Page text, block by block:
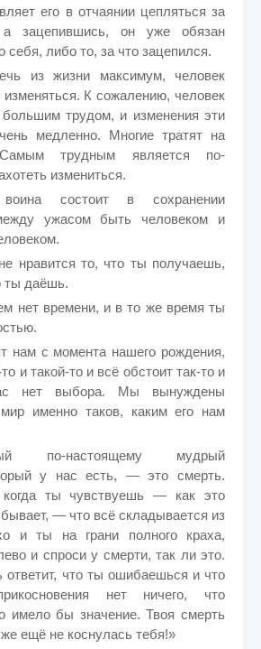
его в отчаянии цепляться за
зацепившись, он уже обязан
себя, либо то, за что зацепился.
из жизни максимум, человек
К сожалению, человек
большим трудом, и изменения эти
медленно. Многие тратят на
трудным является по-
измениться.
воина состоит в сохранении
ужасом быть человеком и
нравится то, что ты получаешь,
ты даёшь.
нет времени, и в то же время ты
нам с момента нашего рождения,
и такой-то и всё обстоит так-то и
нет выбора. Мы вынуждены
именно таков, каким его нам
по-настоящему мудрый
у нас есть, — это смерть.
ты чувствуешь — как это
бывает, — что всё складывается из
и ты на грани полного краха,
и спроси у смерти, так ли это.
ответит, что ты ошибаешься и что
нет ничего, что
имело бы значение. Твоя смерть
ещё не коснулась тебя!»